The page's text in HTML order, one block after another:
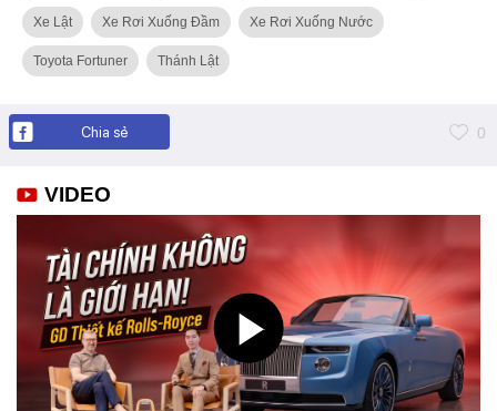
Xe Lật Xe Rơi Xuống Đầm Xe Rơi Xuống Nước
Toyota Fortuner Thánh Lật
Chia sẻ 0
VIDEO